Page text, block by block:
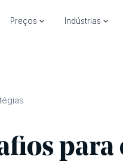
Preços Indústrias